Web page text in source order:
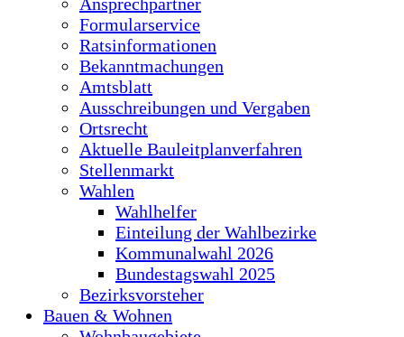
Formularservice
Ratsinformationen
Bekanntmachungen
Amtsblatt
Ausschreibungen und Vergaben
Ortsrecht
Aktuelle Bauleitplanverfahren
Stellenmarkt
Wahlen
Wahlhelfer
Einteilung der Wahlbezirke
Kommunalwahl 2026
Bundestagswahl 2025
Bezirksvorsteher
Bauen & Wohnen